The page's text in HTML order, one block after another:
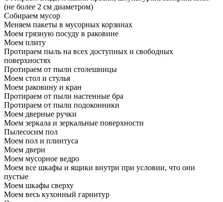
(не более 2 см диаметром)
Собираем мусор
Меняем пакеты в мусорных корзинах
Моем грязную посуду в раковине
Моем плиту
Протираем пыль на всех доступных и свободных
поверхностях
Протираем от пыли столешницы
Моем стол и стулья
Моем раковину и кран
Протираем от пыли настенные бра
Протираем от пыли подоконники
Моем дверные ручки
Моем зеркала и зеркальные поверхности
Пылесосим пол
Моем пол и плинтуса
Моем двери
Моем мусорное ведро
Моем все шкафы и ящики внутри при условии, что они
пустые
Моем шкафы сверху
Моем весь кухонный гарнитур